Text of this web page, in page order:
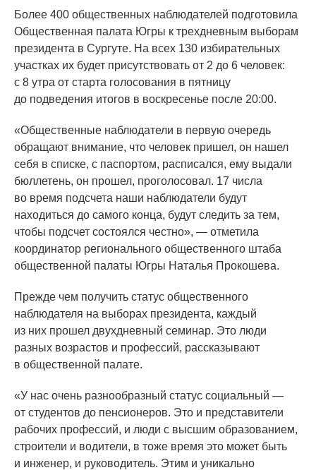
Более 400 общественных наблюдателей подготовила
Общественная палата Югры к трехдневным выборам
президента в Сургуте. На всех 130 избирательных
участках их будет присутствовать от 2 до 6 человек:
с 8 утра от старта голосования в пятницу
до подведения итогов в воскресенье после 20:00.
«Общественные наблюдатели в первую очередь
обращают внимание, что человек пришел, он нашел
себя в списке, с паспортом, расписался, ему выдали
бюллетень, он прошел, проголосовал. 17 числа
во время подсчета наши наблюдатели будут
находиться до самого конца, будут следить за тем,
чтобы подсчет состоялся честно», — отметила
координатор регионального общественного штаба
общественной палаты Югры Наталья Прокошева.
Прежде чем получить статус общественного
наблюдателя на выборах президента, каждый
из них прошел двухдневный семинар. Это люди
разных возрастов и профессий, рассказывают
в общественной палате.
«У нас очень разнообразный статус социальный —
от студентов до пенсионеров. Это и представители
рабочих профессий, и люди с высшим образованием,
строители и водители, в тоже время это может быть
и инженер, и руководитель. Этим и уникально